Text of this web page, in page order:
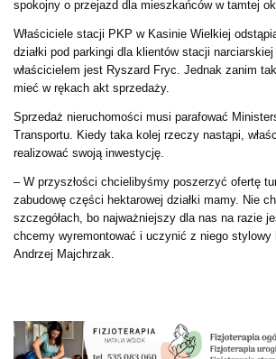
spokojny o przejazd dla mieszkańców w tamtej
Właściciele stacji PKP w Kasinie Wielkiej
działki pod parkingi dla klientów stacji
właścicielem jest Ryszard Fryc. Jednak zanim
mieć w rękach akt sprzedaży.
Sprzedaż nieruchomości musi parafować
Transportu. Kiedy taka kolej rzeczy nastąpi,
realizować swoją inwestycję.
– W przyszłości chcielibyśmy poszerzyć ofertę
zabudowę części hektarowej działki mamy. Nie
szczegółach, bo najważniejszy dla nas na razie
chcemy wyremontować i uczynić z niego stylowy
Andrzej Majchrzak.